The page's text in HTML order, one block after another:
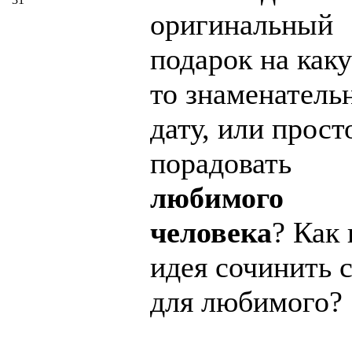
оригинальный
подарок на
то
дату, или
порадовать
любимого
человека? Как
идея сочинить
для любимого?